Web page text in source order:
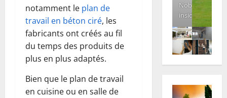
notamment le plan de
travail en béton ciré, les
fabricants ont créés au fil
du temps des produits de
plus en plus adaptés.
Bien que le plan de travail
en cuisine ou en salle de
Nobody
inside